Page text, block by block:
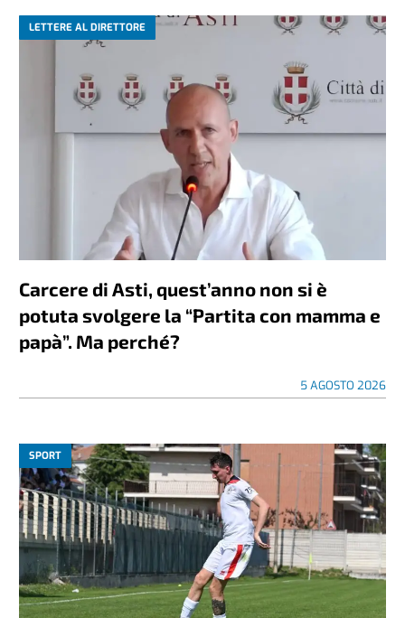
LETTERE AL DIRETTORE
Carcere di Asti, quest’anno non si è
potuta svolgere la “Partita con mamma e
papà”. Ma perché?
5 AGOSTO 2026
SPORT